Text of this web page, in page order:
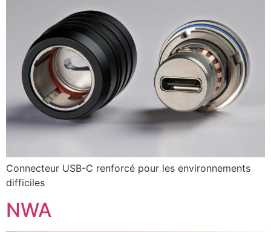
Connecteur USB-C renforcé pour les environnements
difficiles
NWA